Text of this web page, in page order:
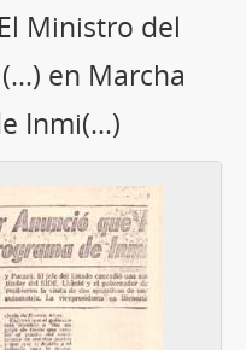
Ministro del
en Marcha
Inmi(…)